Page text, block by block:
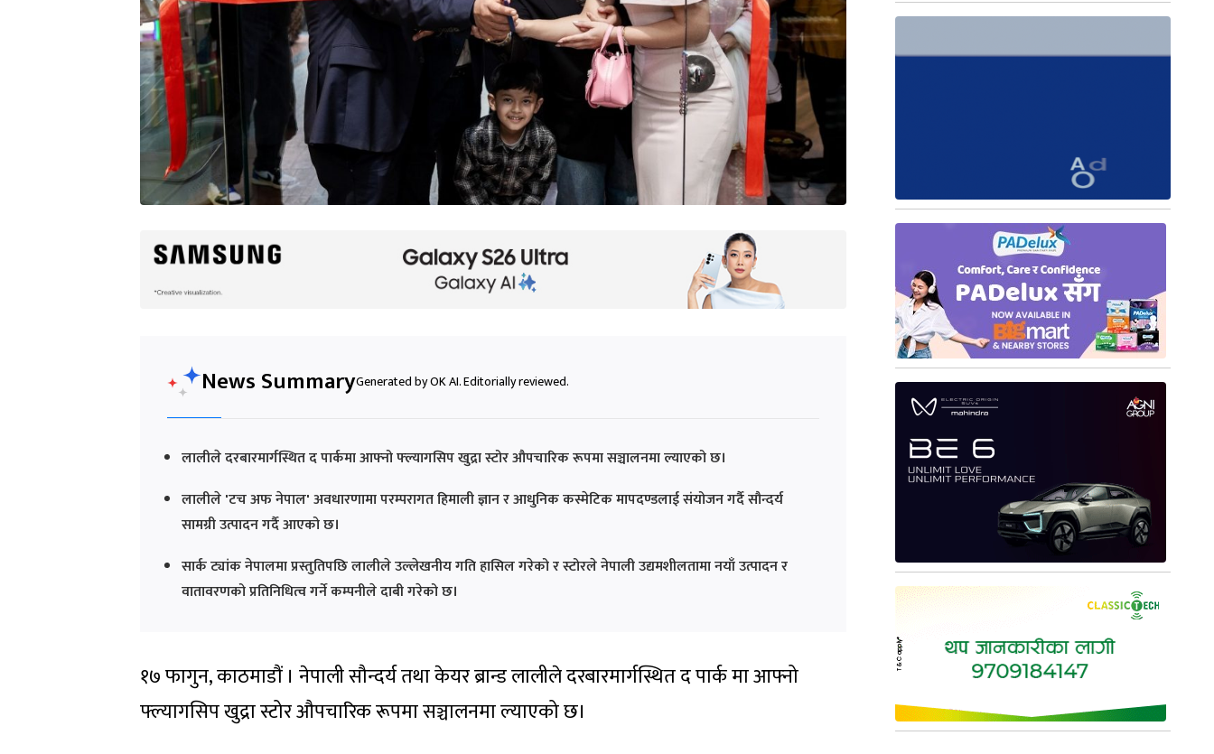
News SummaryGenerated by OK AI. Editorially reviewed.
लालीले दरबारमार्गस्थित द पार्कमा आफ्नो फ्ल्यागसिप खुद्रा स्टोर औपचारिक रूपमा सञ्चालनमा ल्याएको छ।
लालीले 'टच अफ नेपाल' अवधारणामा परम्परागत हिमाली ज्ञान र आधुनिक कस्मेटिक मापदण्डलाई संयोजन गर्दै सौन्दर्य
सामग्री उत्पादन गर्दै आएको छ।
सार्क ट्यांक नेपालमा प्रस्तुतिपछि लालीले उल्लेखनीय गति हासिल गरेको र स्टोरले नेपाली उद्यमशीलतामा नयाँ उत्पादन र
वातावरणको प्रतिनिधित्व गर्ने कम्पनीले दाबी गरेको छ।
१७ फागुन, काठमाडौं । नेपाली सौन्दर्य तथा केयर ब्रान्ड लालीले दरबारमार्गस्थित द पार्क मा आफ्नो
फ्ल्यागसिप खुद्रा स्टोर औपचारिक रूपमा सञ्चालनमा ल्याएको छ।